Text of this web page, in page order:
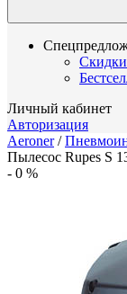
Скидки
Личный кабинет
Авторизация
Aeroner/
Пылесос Rupes S
- 0 %